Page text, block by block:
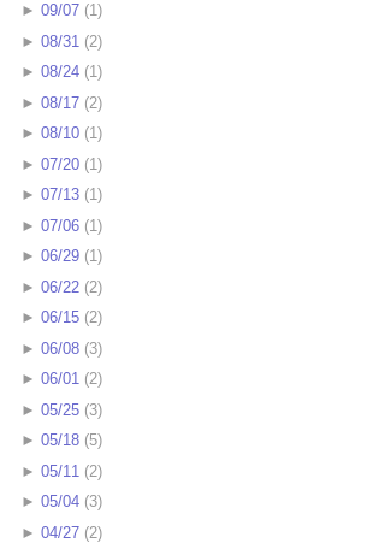
► 09/07(1)
► 08/31 (2)
► 08/24(1)
► 08/17(2)
► 08/10(1)
► 07/20(1)
► 07/13(1)
► 07/06(1)
► 06/29(1)
► 06/22(2)
► 06/15(2)
► 06/08(3)
► 06/01(2)
► 05/25(3)
► 05/18(5)
► 05/11 (2)
► 05/04(3)
► 04/27(2)